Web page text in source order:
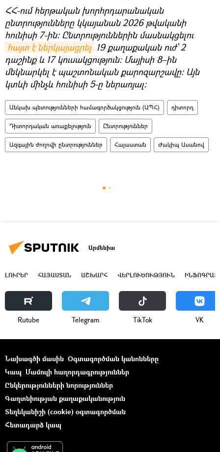
ՀՀ-ում հերթական խորհրդարանական
ընտրությունները կկայանան 2026 թվականի
հունիսի 7-ին։ Ընտրություններին մասնակցելու
հայտ է ներկայացրել 19 քաղաքական ուժ՝ 2
դաշինք և 17 կուսակցություն։ Մայիսի 8–ին
մեկնարկել է պաշտոնական քարոզարշավը։ Այն
կտևի մինչև հունիսի 5-ը ներառյալ։
Անկախ պետությունների համագործակցություն (ԱՊՀ) դիտորդ
Դիտորդական առաքելություն Ընտրություններ
Ազգային ժողովի ընտրություններ Հայաստան Ժակիպ Ասանով
Արմենիա
ԼՈՒՐԵՐ ՀԱՅԱՍՏԱՆ ԱՇԽԱՐՀ ՎԵՐԼՈՒԾՈՒԹՅՈՒՆ
Rutube Telegram ТikТоk VK
Նախագծի մասին Օգտագործման կանոնները
Կապ Մամուլի հաղորդագրություններ
Ընկերությունների նորություններ
Գաղտնիության քաղաքականություն
Տեղեկանիշի (cookie) օգտագործման
Հետադարձ կապ